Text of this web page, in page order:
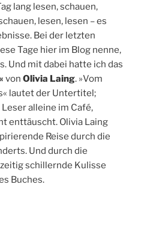
lang lesen, schauen,
lesen, lesen – es
Bei der letzten
Tage hier im Blog nenne,
Und mit dabei hatte ich das
von Olivia Laing. »Vom
lautet der Untertitel;
alleine im Café,
enttäuscht. Olivia Laing
Reise durch die
Und durch die
schillernde Kulisse
Buches.